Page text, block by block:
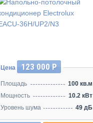
Цена 123 000 Р
Площадь
100 кв.м
Мощность
10.2 кВт
Уровень шума
49 дБ